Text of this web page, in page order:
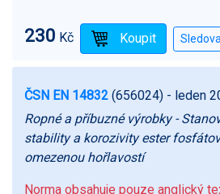
230 Kč
ČSN EN 14832 (656024) - leden
Ropné a příbuzné výrobky -
stability a korozivity ester
omezenou hořlavostí
Norma obsahuje pouze anglický